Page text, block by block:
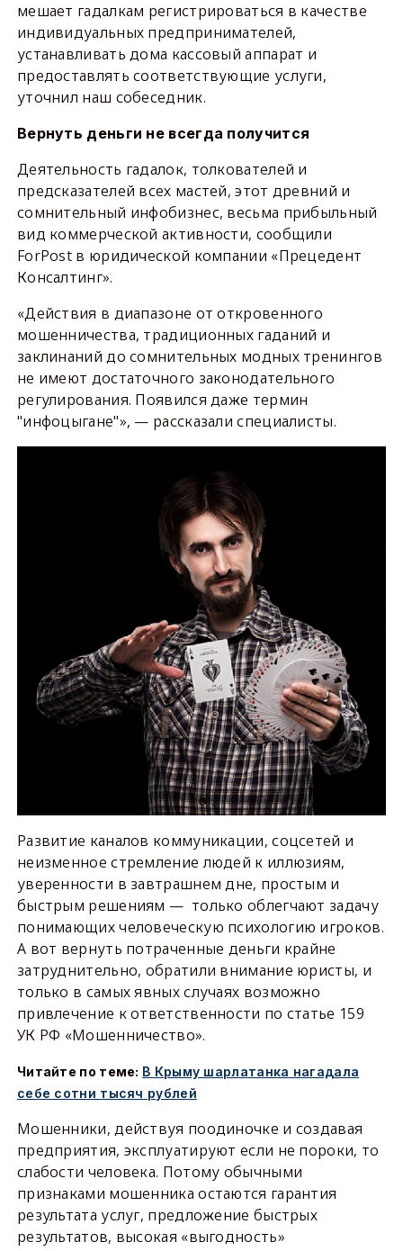
мешает гадалкам регистрироваться в качестве
индивидуальных предпринимателей,
устанавливать дома кассовый аппарат и
предоставлять соответствующие услуги,
уточнил наш собеседник.
Вернуть деньги не всегда получится
Деятельность гадалок, толкователей и
предсказателей всех мастей, этот древний и
сомнительный инфобизнес, весьма прибыльный
вид коммерческой активности, сообщили
ForPost в юридической компании «Прецедент
Консалтинг».
«Действия в диапазоне от откровенного
мошенничества, традиционных гаданий и
заклинаний до сомнительных модных тренингов
не имеют достаточного законодательного
регулирования. Появился даже термин
"инфоцыгане"», — рассказали специалисты.
Развитие каналов коммуникации, соцсетей и
неизменное стремление людей к иллюзиям,
уверенности в завтрашнем дне, простым и
быстрым решениям — только облегчают задачу
понимающих человеческую психологию игроков.
А вот вернуть потраченные деньги крайне
затруднительно, обратили внимание юристы, и
только в самых явных случаях возможно
привлечение к ответственности по статье 159
УК РФ «Мошенничество».
Читайте по теме: В Крыму шарлатанка нагадала
себе сотни тысяч рублей
Мошенники, действуя поодиночке и создавая
предприятия, эксплуатируют если не пороки, то
слабости человека. Потому обычными
признаками мошенника остаются гарантия
результата услуг, предложение быстрых
результатов, высокая «выгодность»